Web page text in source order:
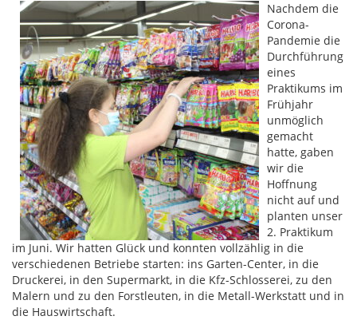
Nachdem die
Corona-
Pandemie die
Durchführung
eines
Praktikums im
Frühjahr
unmöglich
gemacht
hatte, gaben
wir die
Hoffnung
nicht auf und
planten unser
2. Praktikum
im Juni. Wir hatten Glück und konnten vollzählig in die
verschiedenen Betriebe starten: ins Garten-Center, in die
Druckerei, in den Supermarkt, in die Kfz-Schlosserei, zu den
Malern und zu den Forstleuten, in die Metall-Werkstatt und in
die Hauswirtschaft.